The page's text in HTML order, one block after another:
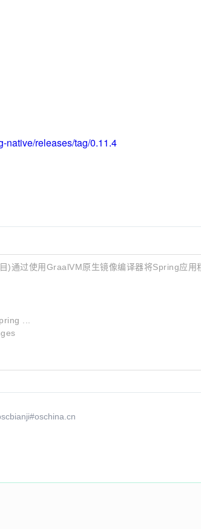
native/releases/tag/0.11.4
通过使用GraalVM原生镜像编译器将Spring应用
...